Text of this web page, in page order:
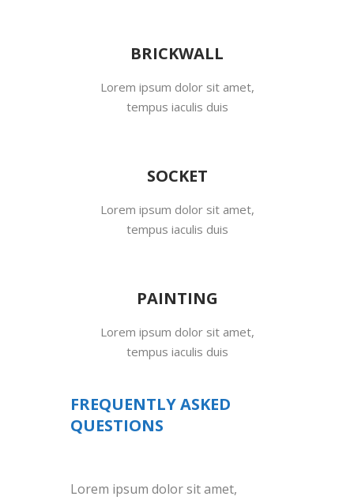
BRICKWALL
Lorem ipsum dolor sit amet,
tempus iaculis duis
SOCKET
Lorem ipsum dolor sit amet,
tempus iaculis duis
PAINTING
Lorem ipsum dolor sit amet,
tempus iaculis duis
FREQUENTLY ASKED
QUESTIONS
Lorem ipsum dolor sit amet,